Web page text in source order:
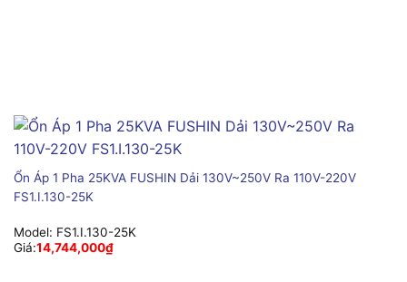
Ổn Áp 1 Pha 25KVA FUSHIN Dải 130V~250V Ra 110V-220V
FS1.I.130-25K
Model: FS1.I.130-25K
Giá:14,744,000₫